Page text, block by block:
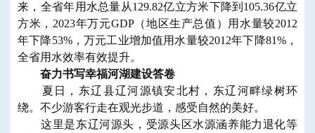
来，全省年用水总量从129.82亿立方米下降到105.36亿立
方米，2023年万元GDP（地区生产总值）用水量较2012
年下降53%，万元工业增加值用水量较2012年下降81%，
全省用水效率有效提升。
奋力书写幸福河湖建设答卷
夏日，东辽县辽河源镇安北村，东辽河畔绿树环
绕。不少游客行走在观光步道，感受自然的美好。
这里是东辽河源头，受源头区水源涵养能力退化等